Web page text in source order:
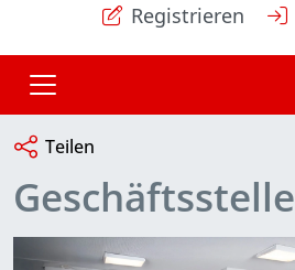
Registrieren
Teilen
Geschäftsstelle